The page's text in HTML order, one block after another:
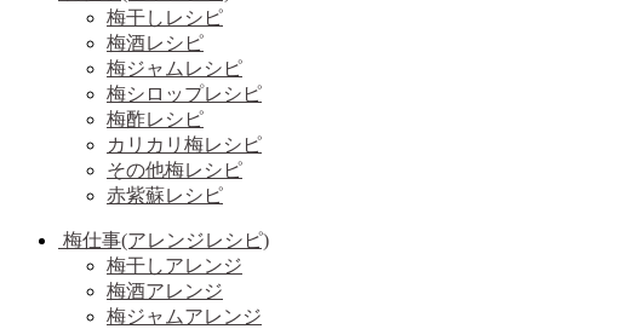
梅干しレシピ
梅酒レシピ
梅ジャムレシピ
梅シロップレシピ
梅酢レシピ
カリカリ梅レシピ
その他梅レシピ
赤紫蘇レシピ
梅仕事(アレンジレシピ)
梅干しアレンジ
梅酒アレンジ
梅ジャムアレンジ